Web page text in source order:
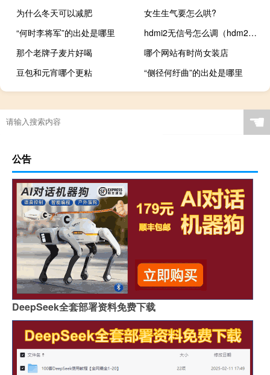
为什么冬天可以减肥
女生生气要怎么哄?
“何时李将军”的出处是哪里
hdmi2无信号怎么调（hdm2没信号是什么意思）
那个老牌子麦片好喝
哪个网站有时尚女装店
豆包和元宵哪个更粘
“侧径何纡曲”的出处是哪里
☚
公告
DeepSeek全套部署资料免费下载